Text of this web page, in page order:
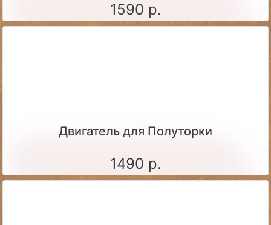
1590 р.
Двигатель для Полуторки
1490 р.